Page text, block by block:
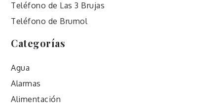
Teléfono de Las 3 Brujas
Teléfono de Brumol
Categorías
Agua
Alarmas
Alimentación